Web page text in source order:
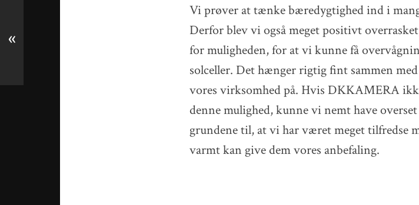
Vi prøver at tænke bæredygtighed ind i
Derfor blev vi også meget positivt
for muligheden, for at vi kunne få
solceller. Det hænger rigtig fint sammen
vores virksomhed på. Hvis DKKAMERA
denne mulighed, kunne vi nemt have
grundene til, at vi har været meget tilfredse
varmt kan give dem vores anbefaling.
«